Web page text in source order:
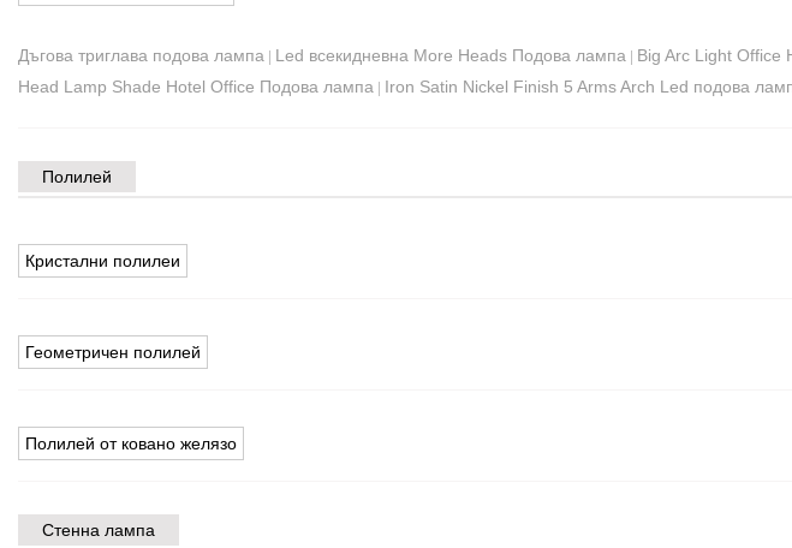
Дъгова триглава подова лампа | Led всекидневна More Heads Подова лампа | Big Arc Light Office
Head Lamp Shade Hotel Office Подова лампа | Iron Satin Nickel Finish 5 Arms Arch Led подова
Полилей
Кристални полилеи
Геометричен полилей
Полилей от ковано желязо
Стенна лампа